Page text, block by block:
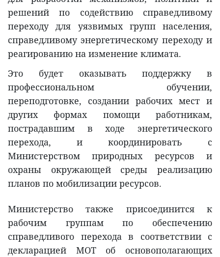
решений по содействию справедливому
переходу для уязвимых групп населения,
справедливому энергетическому переходу и
реагированию на изменение климата.
Это будет оказывать поддержку в
профессиональном обучении,
переподготовке, создании рабочих мест и
других формах помощи работникам,
пострадавшим в ходе энергетического
перехода, и координировать с
Министерством природных ресурсов и
охраны окружающей среды реализацию
планов по мобилизации ресурсов.
Министерство также присоединится к
рабочим группам по обеспечению
справедливого перехода в соответствии с
декларацией МОТ об основополагающих